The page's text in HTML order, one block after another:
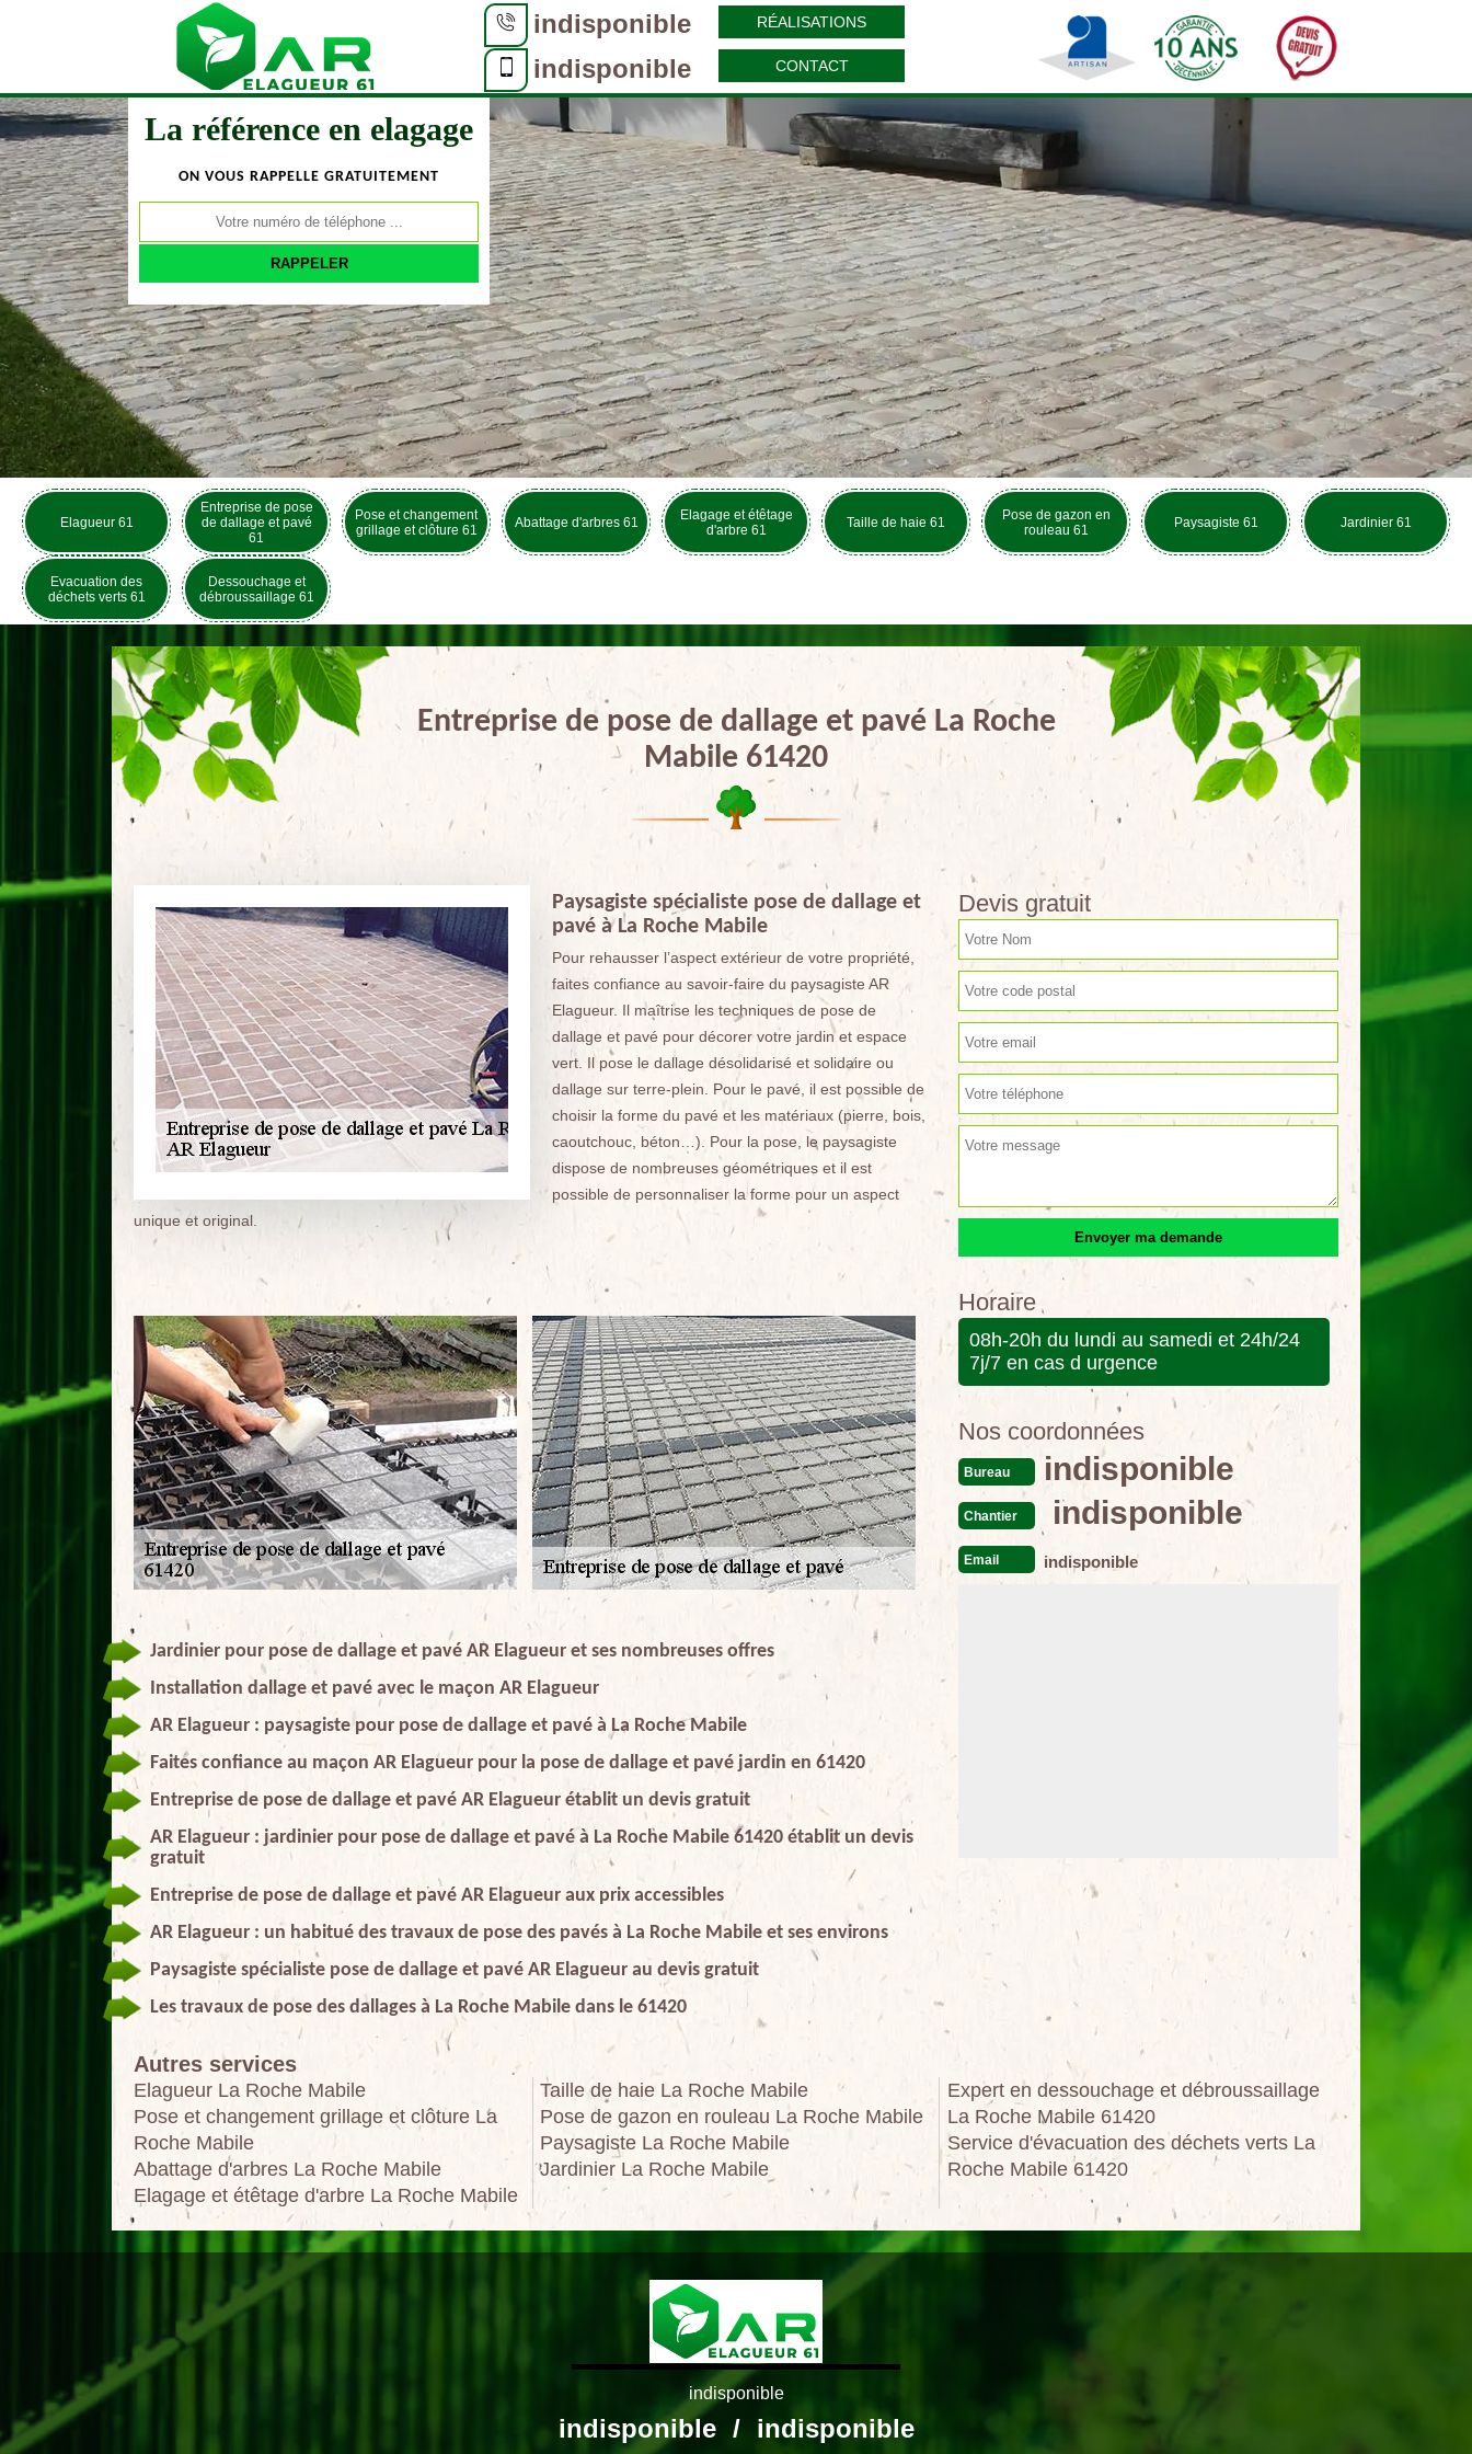
indisponible
indisponible
RÉALISATIONS
CONTACT
La référence en elagage
ON VOUS RAPPELLE GRATUITEMENT
Elagueur 61
Entreprise de pose
de dallage et pavé
61
Pose et changement
grillage et clôture 61
Abattage d'arbres 61
Elagage et étêtage
d'arbre 61
Taille de haie 61
Pose de gazon en
rouleau 61
Paysagiste 61 Jardinier 61
Evacuation des
déchets verts 61
Dessouchage et
débroussaillage 61
Entreprise de pose de dallage et pavé La Roche
Mabile 61420
Paysagiste spécialiste pose de dallage et
pavé à La Roche Mabile
Pour rehausser l’aspect extérieur de votre propriété,
faites confiance au savoir-faire du paysagiste AR
Elagueur. Il maîtrise les techniques de pose de
dallage et pavé pour décorer votre jardin et espace
vert. Il pose le dallage désolidarisé et solidaire ou
dallage sur terre-plein. Pour le pavé, il est possible de
choisir la forme du pavé et les matériaux (pierre, bois,
caoutchouc, béton…). Pour la pose, le paysagiste
dispose de nombreuses géométriques et il est
possible de personnaliser la forme pour un aspect
unique et original.
Jardinier pour pose de dallage et pavé AR Elagueur et ses nombreuses offres
Installation dallage et pavé avec le maçon AR Elagueur
AR Elagueur : paysagiste pour pose de dallage et pavé à La Roche Mabile
Faites confiance au maçon AR Elagueur pour la pose de dallage et pavé jardin en 61420
Entreprise de pose de dallage et pavé AR Elagueur établit un devis gratuit
AR Elagueur : jardinier pour pose de dallage et pavé à La Roche Mabile 61420 établit un devis
gratuit
Entreprise de pose de dallage et pavé AR Elagueur aux prix accessibles
AR Elagueur : un habitué des travaux de pose des pavés à La Roche Mabile et ses environs
Paysagiste spécialiste pose de dallage et pavé AR Elagueur au devis gratuit
Les travaux de pose des dallages à La Roche Mabile dans le 61420
Devis gratuit
Horaire
08h-20h du lundi au samedi et 24h/24
7j/7 en cas d urgence
Nos coordonnées
Bureau indisponible
Chantier indisponible
Email indisponible
Autres services
Elagueur La Roche Mabile
Pose et changement grillage et clôture La
Roche Mabile
Abattage d'arbres La Roche Mabile
Elagage et étêtage d'arbre La Roche Mabile
Taille de haie La Roche Mabile
Pose de gazon en rouleau La Roche Mabile
Paysagiste La Roche Mabile
Jardinier La Roche Mabile
Expert en dessouchage et débroussaillage
La Roche Mabile 61420
Service d'évacuation des déchets verts La
Roche Mabile 61420
indisponible
indisponible / indisponible